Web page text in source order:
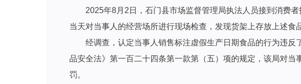
2025年8月2日，石门县市场监督管理局执法人员接到消费
当天对当事人的经营场所进行现场检查，发现货架上存放上述食
经调查，认定当事人销售标注虚假生产日期食品的行为违
品安全法》第一百二十四条第一款第（五）项的规定，该局对
罚。